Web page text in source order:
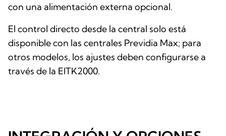
con una alimentación externa opcional.
El control directo desde la central solo está
disponible con las centrales Previdia Max; para
otros modelos, los ajustes deben configurarse a
través de la EITK2000.